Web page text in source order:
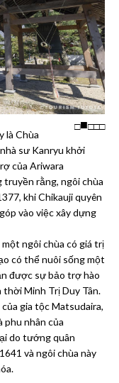
□ □□□
là Chùa
sư Kanryu khởi
của Ariwara
truyền rằng, ngôi chùa
khi Chikauji quyên
vào việc xây dựng
ngôi chùa có giá trị
có thể nuôi sống một
được sự bảo trợ hào
Minh Trị Duy Tân.
gia tộc Matsudaira,
phu nhân của
do tướng quân
và ngôi chùa này